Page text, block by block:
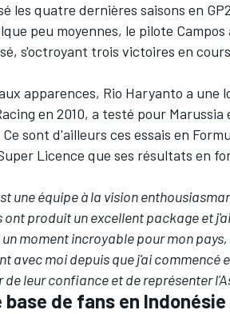
les quatre dernières saisons en
peu moyennes, le pilote
s'octroyant trois victoires en
apparences, Rio Haryanto a une
en 2010, a testé pour
Ce sont d'ailleurs ces essais en
Licence que ses résultats en
une équipe à la vision
ont produit un excellent package et
moment incroyable pour mon
avec moi depuis que j'ai commencé
leur confiance et de représenter
base de fans en Indonésie